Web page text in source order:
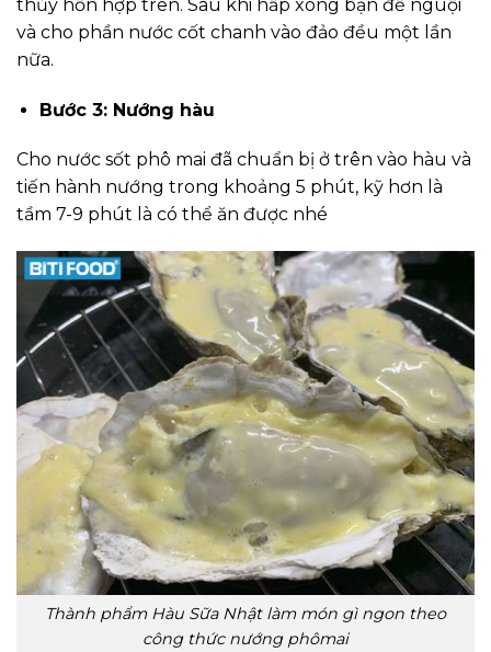
thủy hỗn hợp trên. Sau khi hấp xong bạn để nguội
và cho phần nước cốt chanh vào đảo đều một lần
nữa.
Bước 3: Nướng hàu
Cho nước sốt phô mai đã chuẩn bị ở trên vào hàu và
tiến hành nướng trong khoảng 5 phút, kỹ hơn là
tầm 7-9 phút là có thể ăn được nhé
Thành phẩm Hàu Sữa Nhật làm món gì ngon theo
công thức nướng phômai